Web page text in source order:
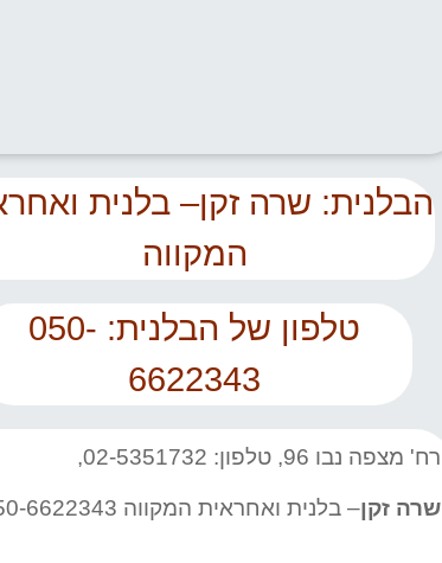
הבלנית: שרה זקן– בלנית
המקווה
טלפון של הבלנית: 050-
6622343
רח' מצפה נבו 96, טלפון: 02-5351732,
שרה זקן– בלנית ואחראית המקווה 050-6622343